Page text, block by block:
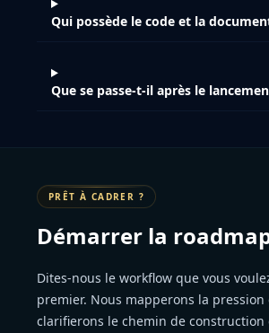
Qui possède le code et la
Que se passe-t-il après le
PRÊT À CADRER ?
Démarrer la
Dites-nous le workflow que vous
premier. Nous mapperons la
clarifierons le chemin de construction